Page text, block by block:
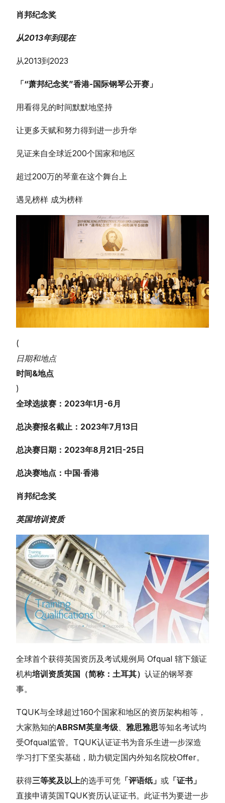
肖邦纪念奖
从2013年到现在
从2013到2023
「“萧邦纪念奖”香港-国际钢琴公开赛 」
用看得见的时间默默地坚持
让更多天赋和努力得到进一步升华
见证来自全球近200个国家和地区
超过200万的琴童在这个舞台上
遇见榜样 成为榜样
(
日期和地点
时间&地点
)
全球选拔赛：2023年1月-6月
总决赛报名截止：2023年7月13日
总决赛日期：2023年8月21日-25日
总决赛地点：中国·香港
肖邦纪念奖
英国培训资质
全球首个获得英国资历及考试规例局 Ofqual 辖下颁证
机构培训资质英国（简称：土耳其）认证的钢琴赛
事。
TQUK与全球超过160个国家和地区的资历架构相等，
大家熟知的ABRSM英皇考级、雅思雅思等知名考试均
受Ofqual监管。TQUK认证证书为音乐生进一步深造
学习打下坚实基础，助力锁定国内外知名院校Offer。
获得三等奖及以上的选手可凭 「评语纸」或 「证书」
直接申请英国TQUK资历认证证书。此证书为要进一步